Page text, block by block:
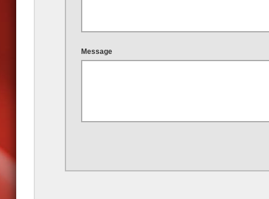
Message